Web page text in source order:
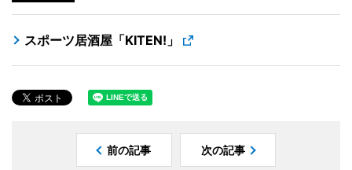
スポーツ居酒屋「KITEN!」
前の記事 次の記事